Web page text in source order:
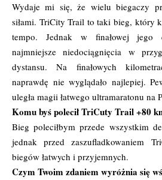
Wydaje mi się, że wielu biegaczy
siłami. TriCity Trail to taki bieg, który
tempo. Jednak w finałowej jego
najmniejsze niedociągnięcia w
dystansu. Na finałowych
naprawdę nie wyglądało najlepiej.
uległa magii łatwego ultramaratonu na
Komu byś polecił TriCuty Trail +80
Bieg poleciłbym przede wszystkim
jednak przed zaszufladkowaniem
biegów łatwych i przyjemnych.
Czym Twoim zdaniem wyróżnia się